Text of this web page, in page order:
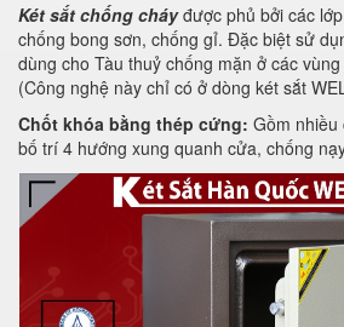
Két sắt chống cháyđược phủ bởi các
chống bong sơn, chống gỉ. Đặc biệt sử
dùng cho Tàu thuỷ chống mặn ở các
(Công nghệ này chỉ có ở dòng két sắt
Chốt khóa bằng thép cứng: Gồm
bố trí 4 hướng xung quanh cửa, chống